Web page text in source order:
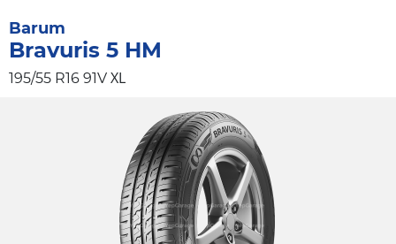
Barum
Bravuris 5 HM
195/55 R16 91V XL